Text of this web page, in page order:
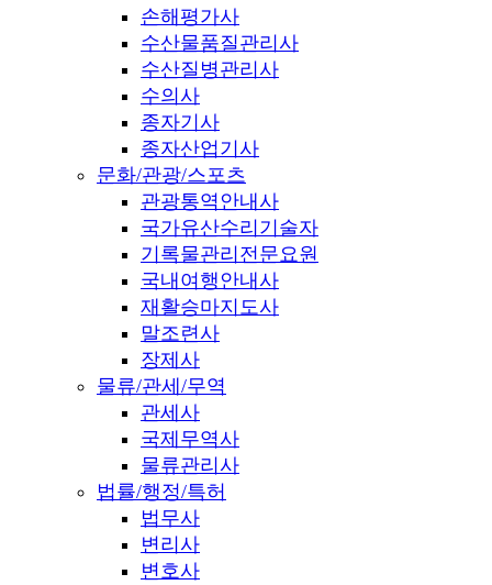
손해평가사
수산물품질관리사
수산질병관리사
수의사
종자기사
종자산업기사
문화/관광/스포츠
관광통역안내사
국가유산수리기술자
기록물관리전문요원
국내여행안내사
재활승마지도사
말조련사
장제사
물류/관세/무역
관세사
국제무역사
물류관리사
법률/행정/특허
법무사
변리사
변호사